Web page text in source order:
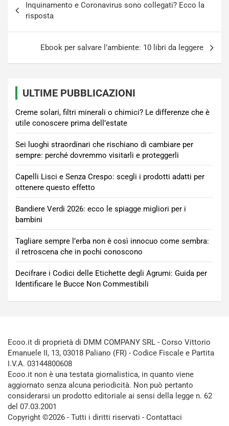
articoli
Inquinamento e Coronavirus sono collegati? Ecco la
risposta
Ebook per salvare l’ambiente: 10 libri da leggere
ULTIME PUBBLICAZIONI
Creme solari, filtri minerali o chimici? Le differenze che è
utile conoscere prima dell’estate
Sei luoghi straordinari che rischiano di cambiare per
sempre: perché dovremmo visitarli e proteggerli
Capelli Lisci e Senza Crespo: scegli i prodotti adatti per
ottenere questo effetto
Bandiere Verdi 2026: ecco le spiagge migliori per i
bambini
Tagliare sempre l’erba non è così innocuo come sembra:
il retroscena che in pochi conoscono
Decifrare i Codici delle Etichette degli Agrumi: Guida per
Identificare le Bucce Non Commestibili
Ecoo.it di proprietà di DMM COMPANY SRL - Corso Vittorio
Emanuele II, 13, 03018 Paliano (FR) - Codice Fiscale e Partita
I.V.A. 03144800608
Ecoo.it non è una testata giornalistica, in quanto viene
aggiornato senza alcuna periodicità. Non può pertanto
considerarsi un prodotto editoriale ai sensi della legge n. 62
del 07.03.2001
Copyright ©2026 - Tutti i diritti riservati - Contattaci